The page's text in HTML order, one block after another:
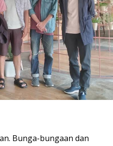
Bunga-bungaan dan